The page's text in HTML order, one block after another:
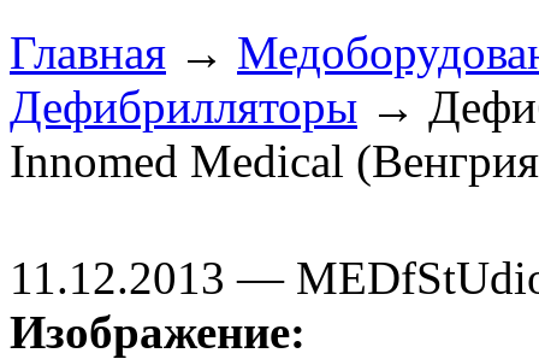
Главная →
Дефибрилляторы →
Innomed Medical
11.12.2013 —
Изображение: